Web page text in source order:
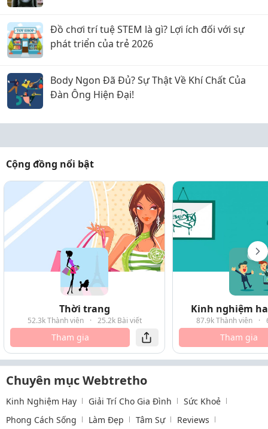
Đồ chơi trí tuệ STEM là gì? Lợi ích đối với sự
phát triển của trẻ 2026
Body Ngon Đã Đủ? Sự Thật Về Khí Chất Của
Đàn Ông Hiện Đại!
Cộng đồng nổi bật
Thời trang
52.3k Thành viên · 25.2k Bài viết
Tham gia
Kinh nghiệm
87.9k Thành viên ·
Tham gia
Chuyên mục Webtretho
Kinh Nghiệm Hay Giải Trí Cho Gia Đình
Sức Khoẻ
Phong Cách Sống
Làm Đẹp Tâm Sự Reviews